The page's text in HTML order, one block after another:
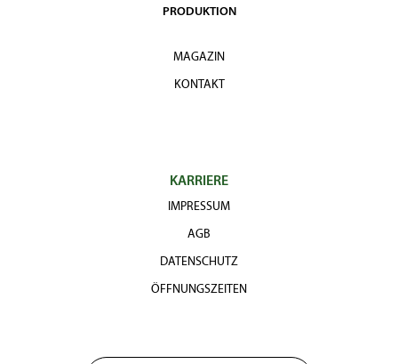
PRODUKTION
MAGAZIN
KONTAKT
KARRIERE
IMPRESSUM
AGB
DATENSCHUTZ
ÖFFNUNGSZEITEN